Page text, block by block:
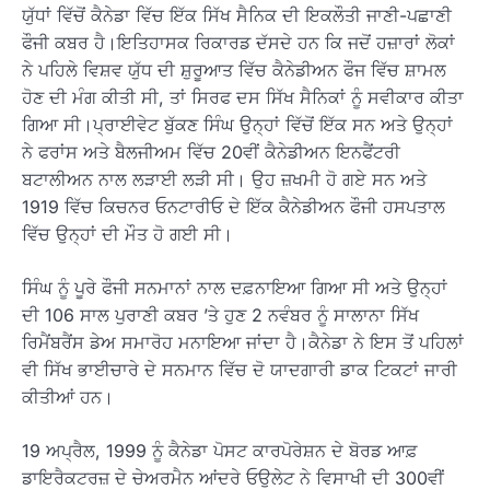
ਯੁੱਧਾਂ ਵਿੱਚੋਂ ਕੈਨੇਡਾ ਵਿੱਚ ਇੱਕ ਸਿੱਖ ਸੈਨਿਕ ਦੀ ਇਕਲੌਤੀ ਜਾਣੀ-ਪਛਾਣੀ
ਫੌਜੀ ਕਬਰ ਹੈ।ਇਤਿਹਾਸਕ ਰਿਕਾਰਡ ਦੱਸਦੇ ਹਨ ਕਿ ਜਦੋਂ ਹਜ਼ਾਰਾਂ ਲੋਕਾਂ
ਨੇ ਪਹਿਲੇ ਵਿਸ਼ਵ ਯੁੱਧ ਦੀ ਸ਼ੁਰੂਆਤ ਵਿੱਚ ਕੈਨੇਡੀਅਨ ਫੌਜ ਵਿੱਚ ਸ਼ਾਮਲ
ਹੋਣ ਦੀ ਮੰਗ ਕੀਤੀ ਸੀ, ਤਾਂ ਸਿਰਫ ਦਸ ਸਿੱਖ ਸੈਨਿਕਾਂ ਨੂੰ ਸਵੀਕਾਰ ਕੀਤਾ
ਗਿਆ ਸੀ।ਪ੍ਰਾਈਵੇਟ ਬੁੱਕਣ ਸਿੰਘ ਉਨ੍ਹਾਂ ਵਿੱਚੋਂ ਇੱਕ ਸਨ ਅਤੇ ਉਨ੍ਹਾਂ
ਨੇ ਫਰਾਂਸ ਅਤੇ ਬੈਲਜੀਅਮ ਵਿੱਚ 20ਵੀਂ ਕੈਨੇਡੀਅਨ ਇਨਫੈਂਟਰੀ
ਬਟਾਲੀਅਨ ਨਾਲ ਲੜਾਈ ਲੜੀ ਸੀ। ਉਹ ਜ਼ਖਮੀ ਹੋ ਗਏ ਸਨ ਅਤੇ
1919 ਵਿੱਚ ਕਿਚਨਰ ਓਨਟਾਰੀਓ ਦੇ ਇੱਕ ਕੈਨੇਡੀਅਨ ਫੌਜੀ ਹਸਪਤਾਲ
ਵਿੱਚ ਉਨ੍ਹਾਂ ਦੀ ਮੌਤ ਹੋ ਗਈ ਸੀ।
ਸਿੰਘ ਨੂੰ ਪੂਰੇ ਫੌਜੀ ਸਨਮਾਨਾਂ ਨਾਲ ਦਫ਼ਨਾਇਆ ਗਿਆ ਸੀ ਅਤੇ ਉਨ੍ਹਾਂ
ਦੀ 106 ਸਾਲ ਪੁਰਾਣੀ ਕਬਰ ’ਤੇ ਹੁਣ 2 ਨਵੰਬਰ ਨੂੰ ਸਾਲਾਨਾ ਸਿੱਖ
ਰਿਮੈਂਬਰੈਂਸ ਡੇਅ ਸਮਾਰੋਹ ਮਨਾਇਆ ਜਾਂਦਾ ਹੈ।ਕੈਨੇਡਾ ਨੇ ਇਸ ਤੋਂ ਪਹਿਲਾਂ
ਵੀ ਸਿੱਖ ਭਾਈਚਾਰੇ ਦੇ ਸਨਮਾਨ ਵਿੱਚ ਦੋ ਯਾਦਗਾਰੀ ਡਾਕ ਟਿਕਟਾਂ ਜਾਰੀ
ਕੀਤੀਆਂ ਹਨ।
19 ਅਪ੍ਰੈਲ, 1999 ਨੂੰ ਕੈਨੇਡਾ ਪੋਸਟ ਕਾਰਪੋਰੇਸ਼ਨ ਦੇ ਬੋਰਡ ਆਫ਼
ਡਾਇਰੈਕਟਰਜ਼ ਦੇ ਚੇਅਰਮੈਨ ਆਂਦਰੇ ਓਉਲੇਟ ਨੇ ਵਿਸਾਖੀ ਦੀ 300ਵੀਂ